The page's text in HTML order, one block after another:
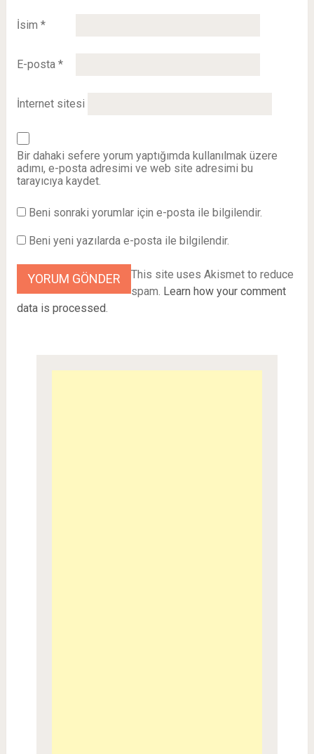
İsim *
E-posta *
İnternet sitesi
Bir dahaki sefere yorum yaptığımda kullanılmak üzere
adımı, e-posta adresimi ve web site adresimi bu
tarayıcıya kaydet.
Beni sonraki yorumlar için e-posta ile bilgilendir.
Beni yeni yazılarda e-posta ile bilgilendir.
This site uses Akismet to reduce
spam. Learn how your comment
data is processed.